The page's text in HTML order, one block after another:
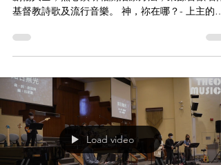
陳旭麟 (Alan) 臨床心理學家，於公營機構服侍經歷
基督教詩歌及流行音樂。 神，祢在哪？- 上主的沉
們或會不知不覺間，想避開這些，急著否定對...